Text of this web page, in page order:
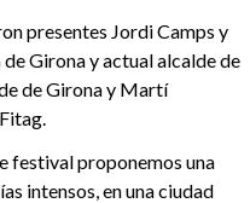
presentes Jordi Camps y
Girona y actual alcalde de
de Girona y Martí
festival proponemos una
intensos, en una ciudad